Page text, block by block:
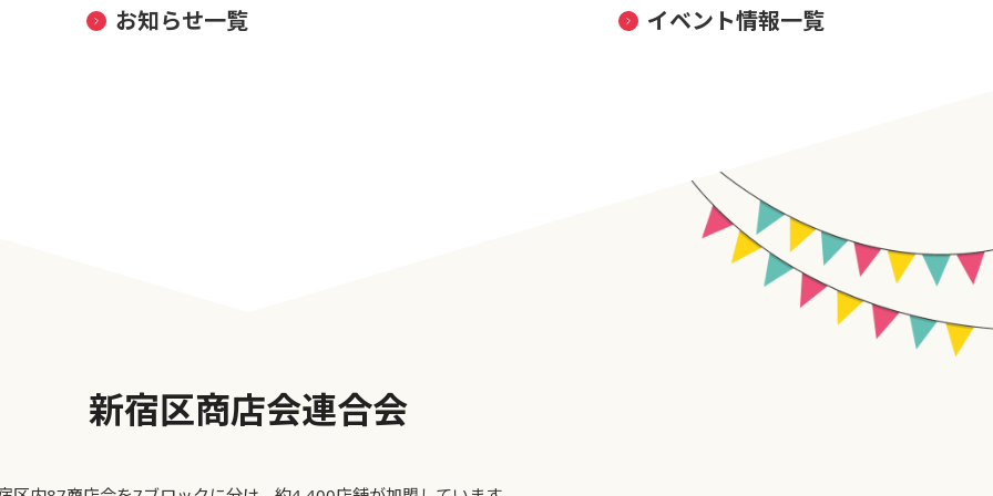
お知らせ一覧 イベント情報一覧
新宿区商店会連合会